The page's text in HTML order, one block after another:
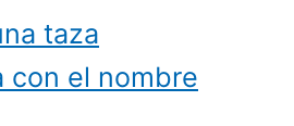
que empiezan por J
niño que empiezan por K
de Niño Extremeños
de Niño Gallegos
de Niño Ingleses
de Niño Italianos
taza
con el nombre